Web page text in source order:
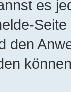
es
den